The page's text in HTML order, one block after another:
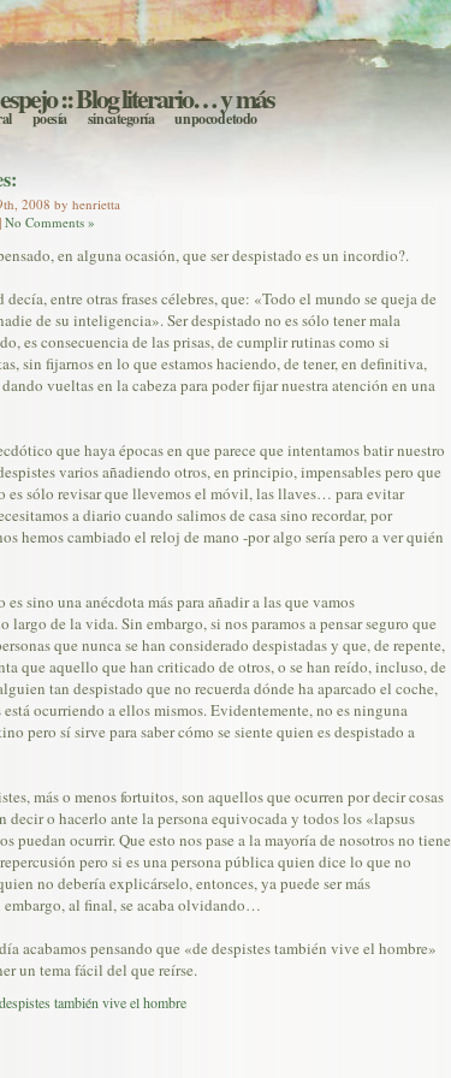
:: Blog literario… y más
poesía sin categoría un poco de todo
2008 by henrietta
| No Comments »
en alguna ocasión, que ser despistado es un incordio?.
entre otras frases célebres, que: «Todo el mundo se queja de
de su inteligencia». Ser despistado no es sólo tener mala
es consecuencia de las prisas, de cumplir rutinas como si
sin fijarnos en lo que estamos haciendo, de tener, en definitiva,
dando vueltas en la cabeza para poder fijar nuestra atención en una
que haya épocas en que parece que intentamos batir nuestro
varios añadiendo otros, en principio, impensables pero que
es sólo revisar que llevemos el móvil, las llaves… para evitar
a diario cuando salimos de casa sino recordar, por
hemos cambiado el reloj de mano -por algo sería pero a ver quién
sino una anécdota más para añadir a las que vamos
largo de la vida. Sin embargo, si nos paramos a pensar seguro que
que nunca se han considerado despistadas y que, de repente,
que aquello que han criticado de otros, o se han reído, incluso, de
tan despistado que no recuerda dónde ha aparcado el coche,
ocurriendo a ellos mismos. Evidentemente, no es ninguna
pero sí sirve para saber cómo se siente quien es despistado a
más o menos fortuitos, son aquellos que ocurren por decir cosas
decir o hacerlo ante la persona equivocada y todos los «lapsus
puedan ocurrir. Que esto nos pase a la mayoría de nosotros no tiene
pero si es una persona pública quien dice lo que no
no debería explicárselo, entonces, ya puede ser más
al final, se acaba olvidando…
acabamos pensando que «de despistes también vive el hombre»
un tema fácil del que reírse.
también vive el hombre